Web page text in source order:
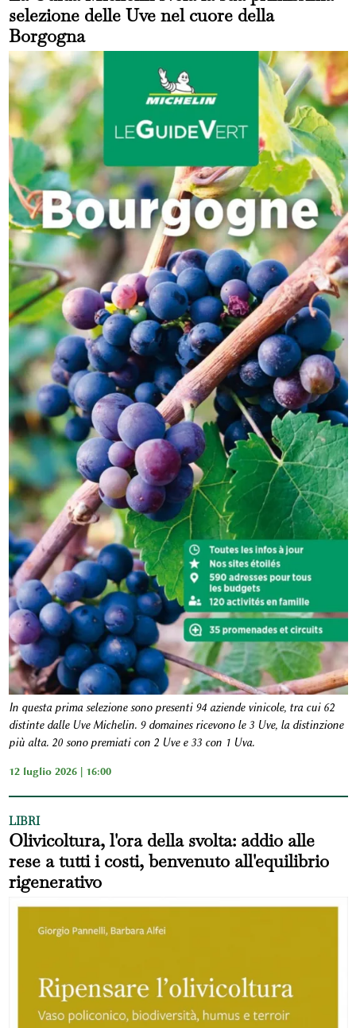
selezione delle Uve nel cuore della
Borgogna
In questa prima selezione sono presenti 94 aziende vinicole, tra cui 62
distinte dalle Uve Michelin. 9 domaines ricevono le 3 Uve, la distinzione
più alta. 20 sono premiati con 2 Uve e 33 con 1 Uva.
12 luglio 2026 | 16:00
LIBRI
Olivicoltura, l'ora della svolta: addio alle
rese a tutti i costi, benvenuto all'equilibrio
rigenerativo